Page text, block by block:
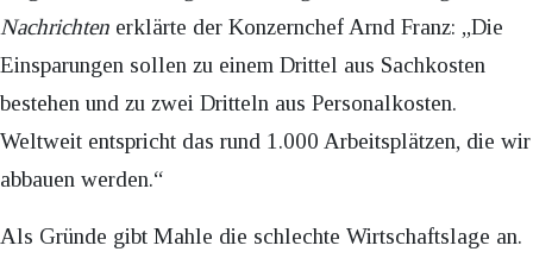
Nachrichten erklärte der Konzernchef Arnd Franz: „Die
Einsparungen sollen zu einem Drittel aus Sachkosten
bestehen und zu zwei Dritteln aus Personalkosten.
Weltweit entspricht das rund 1.000 Arbeitsplätzen, die wir
abbauen werden.“
Als Gründe gibt Mahle die schlechte Wirtschaftslage an.